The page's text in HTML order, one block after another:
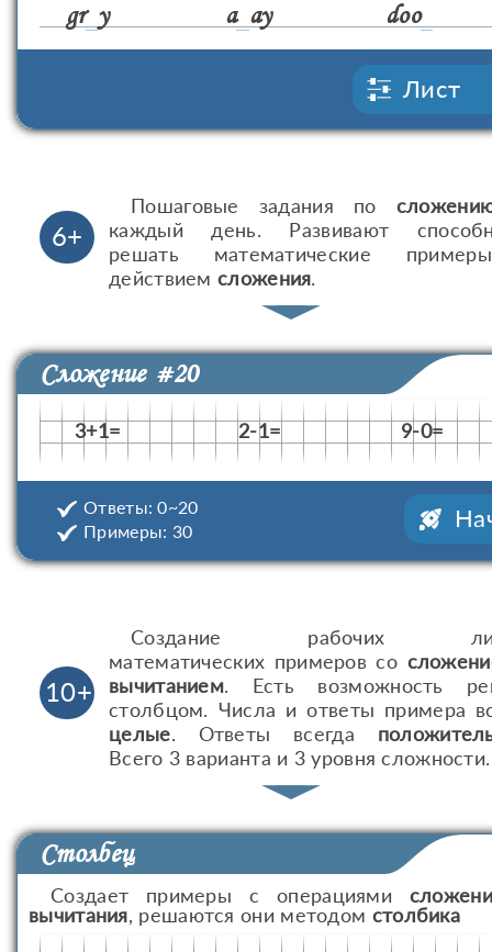
gr y a ay doo
Лист
6+
Пошаговые задания по
каждый день. Развивают
решать математические
действиемсложения.
Сложение #20
3+1= 2-1= 9-0=
Ответы: 0~20
Примеры: 30
10+
Создание рабочих
математических примеров со
вычитанием. Есть возможность
столбцом. Числа и ответы примера
целые. Ответы всегда
Всего 3 варианта и 3 уровня сложности.
Столбец
Создает примеры с операциями
вычитания, решаются они методом столбика